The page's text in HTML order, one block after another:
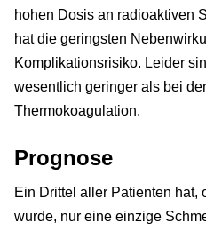
hohen Dosis an radioaktiven
hat die geringsten
Komplikationsrisiko. Leider
wesentlich geringer als bei
Thermokoagulation.
Prognose
Ein Drittel aller Patienten hat,
wurde, nur eine einzige